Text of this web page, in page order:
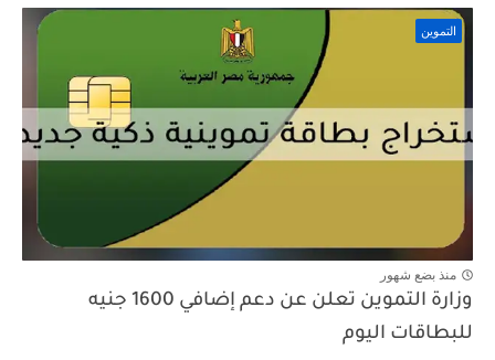
التموين
منذ بضع شهور
وزارة التموين تعلن عن دعم إضافي 1600 جنيه
للبطاقات اليوم